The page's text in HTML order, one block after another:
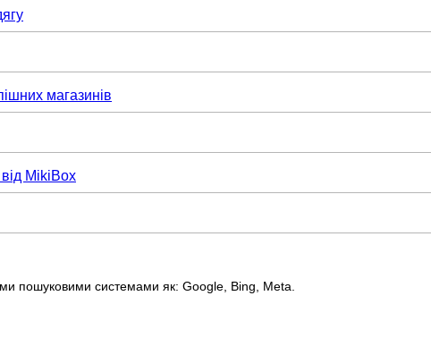
магазинів
MikiBox
пошуковими системами як: Google, Bing, Meta.